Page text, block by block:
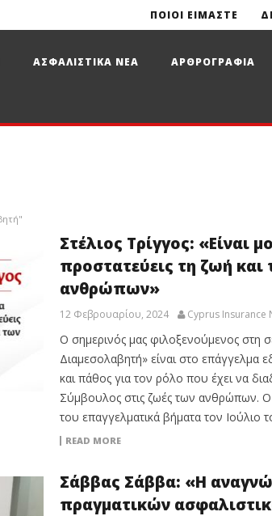
ΠΟΙΟΙ ΕΙΜΑΣΤΕ
ΑΣΦΑΛΙΣΤΙΚΑ ΝΕΑ ΑΡΘΡΟΓΡΑΦΙΑ
Στέλιος Τρίγγος: «Είναι
προστατεύεις τη ζωή και
ανθρώπων»
12 Φεβρουαρίου, 2024 Cyprus Insurance
Ο σημερινός μας φιλοξενούμενος στη
Διαμεσολαβητή» είναι στο επάγγελμα
και πάθος για τον ρόλο που έχει να
Σύμβουλος στις ζωές των ανθρώπων. Ο
του επαγγελματικά βήματα τον Ιούλιο
READ MORE
Σάββας Σάββα: «Η
πραγματικών